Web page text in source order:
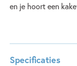
en je hoort een
Specificaties